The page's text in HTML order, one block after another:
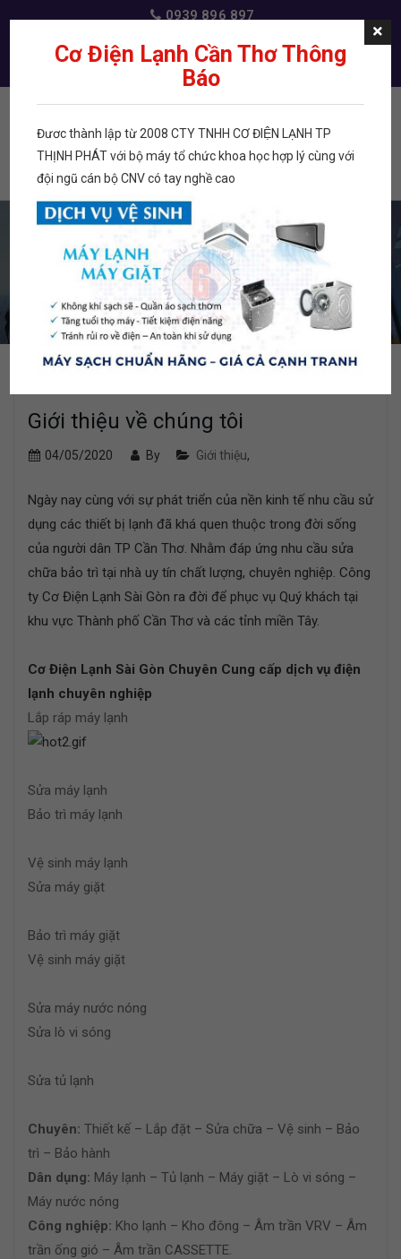
0939 896 897
Menu
TRANG CHỦ
GIỚI THIỆU VỀ CHÚNG TÔI
TRANG CHỦ GIỚI THIỆU VỀ CHÚNG TÔI
Giới thiệu về chúng tôi
04/05/2020 By Giới thiệu,
Ngày nay cùng với sự phát triển của nền kinh tế nhu cầu sử
dụng các thiết bị lạnh đã khá quen thuộc trong đời sống
của người dân TP Cần Thơ. Nhằm đáp ứng nhu cầu sửa
chữa bảo trì tại nhà uy tín chất lượng, chuyên nghiệp. Công
ty Cơ Điện Lạnh Sài Gòn ra đời để phục vụ Quý khách tại
khu vực Thành phố Cần Thơ và các tỉnh miền Tây.
Cơ Điện Lạnh Sài Gòn Chuyên Cung cấp dịch vụ điện
lạnh chuyên nghiệp
Lắp ráp máy lạnh
Sửa máy lạnh
Bảo trì máy lạnh
Vệ sinh máy lạnh
Sửa máy giặt
Bảo trì máy giặt
Vệ sinh máy giặt
Sửa máy nước nóng
Sửa lò vi sóng
Sửa tủ lạnh
Chuyên: Thiết kế – Lắp đặt – Sửa chữa – Vệ sinh – Bảo
trì – Bảo hành
Dân dụng: Máy lạnh – Tủ lạnh – Máy giặt – Lò vi sóng –
Máy nước nóng
Công nghiệp: Kho lạnh – Kho đông – Âm trần VRV – Âm
trần ống gió – Âm trần CASSETTE.
Cơ Điện Lạnh Cần Thơ Thông
Báo
Đươc thành lập từ 2008 CTY TNHH CƠ ĐIỆN LẠNH TP
THỊNH PHÁT với bộ máy tổ chức khoa học hợp lý cùng với
đội ngũ cán bộ CNV có tay nghề cao